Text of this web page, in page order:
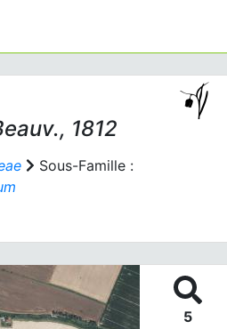
1812
Sous-Famille :
5